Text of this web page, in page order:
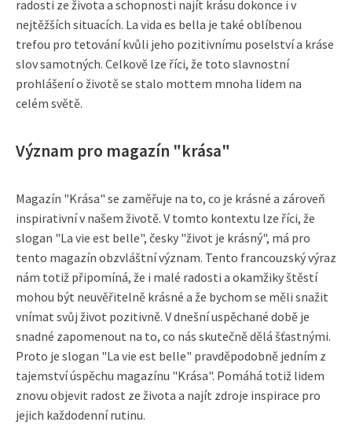
radosti ze života a schopnosti najít krásu dokonce i v
nejtěžších situacích. La vida es bella je také oblíbenou
trefou pro tetování kvůli jeho pozitivnímu poselství a kráse
slov samotných. Celkově lze říci, že toto slavnostní
prohlášení o životě se stalo mottem mnoha lidem na
celém světě.
Význam pro magazín "krása"
Magazín "Krása" se zaměřuje na to, co je krásné a zároveň
inspirativní v našem životě. V tomto kontextu lze říci, že
slogan "La vie est belle", česky "život je krásný", má pro
tento magazín obzvláštní význam. Tento francouzský výraz
nám totiž připomíná, že i malé radosti a okamžiky štěstí
mohou být neuvěřitelně krásné a že bychom se měli snažit
vnímat svůj život pozitivně. V dnešní uspěchané době je
snadné zapomenout na to, co nás skutečně dělá šťastnými.
Proto je slogan "La vie est belle" pravděpodobně jedním z
tajemství úspěchu magazínu "Krása". Pomáhá totiž lidem
znovu objevit radost ze života a najít zdroje inspirace pro
jejich každodenní rutinu.